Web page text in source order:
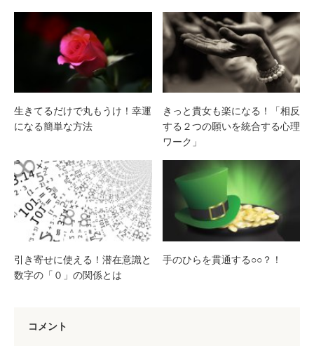
生きてるだけで丸もうけ！幸運
になる簡単な方法
きっと貴女も楽になる！「相反
する２つの願いを統合する心理
ワーク」
引き寄せに使える！潜在意識と
数字の「０」の関係とは
手のひらを貫通する○○？！
コメント